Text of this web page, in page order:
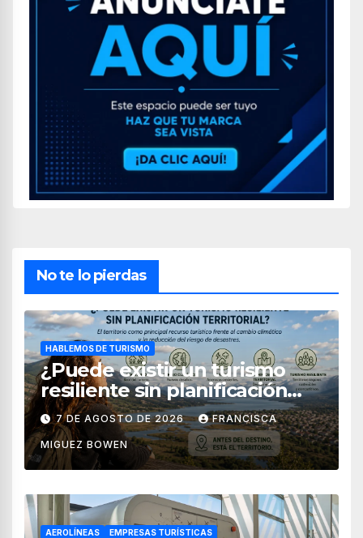
No te lo pierdas
HABLEMOS DE TURISMO
¿Puede existir un turismo
resiliente sin planificación
territorial?
7 DE AGOSTO DE 2026 FRANCISCA
MIGUEZ BOWEN
AEROLÍNEAS EMPRESAS TURÍSTICAS